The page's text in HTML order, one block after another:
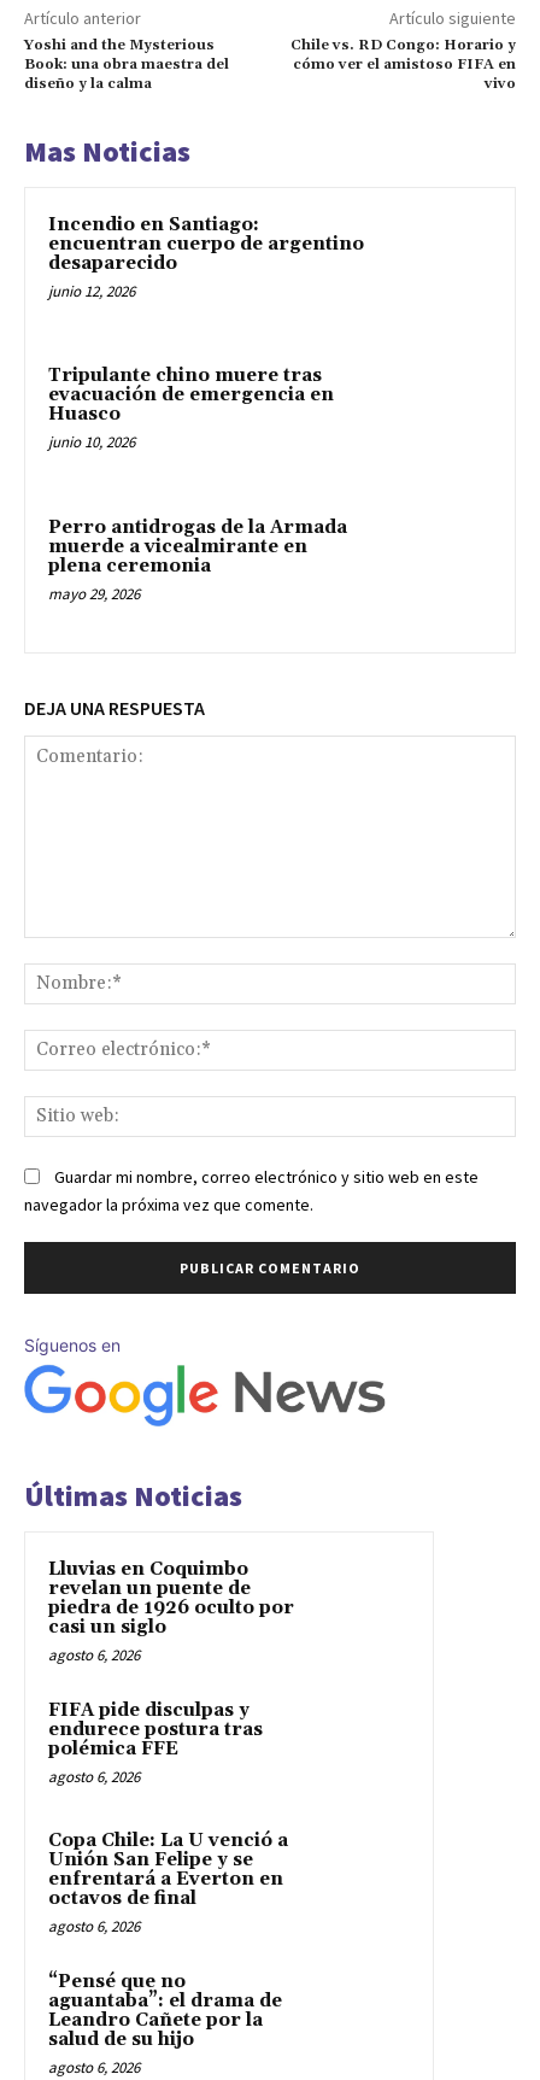
Artículo anterior
Yoshi and the Mysterious
Book: una obra maestra del
diseño y la calma
Artículo siguiente
Chile vs. RD Congo: Horario y
cómo ver el amistoso FIFA en
vivo
Mas Noticias
Incendio en Santiago:
encuentran cuerpo de argentino
desaparecido
junio 12, 2026
Tripulante chino muere tras
evacuación de emergencia en
Huasco
junio 10, 2026
Perro antidrogas de la Armada
muerde a vicealmirante en
plena ceremonia
mayo 29, 2026
DEJA UNA RESPUESTA
Guardar mi nombre, correo electrónico y sitio web en este
navegador la próxima vez que comente.
Síguenos en
Últimas Noticias
Lluvias en Coquimbo
revelan un puente de
piedra de 1926 oculto por
casi un siglo
agosto 6, 2026
FIFA pide disculpas y
endurece postura tras
polémica FFE
agosto 6, 2026
Copa Chile: La U venció a
Unión San Felipe y se
enfrentará a Everton en
octavos de final
agosto 6, 2026
“Pensé que no
aguantaba”: el drama de
Leandro Cañete por la
salud de su hijo
agosto 6, 2026